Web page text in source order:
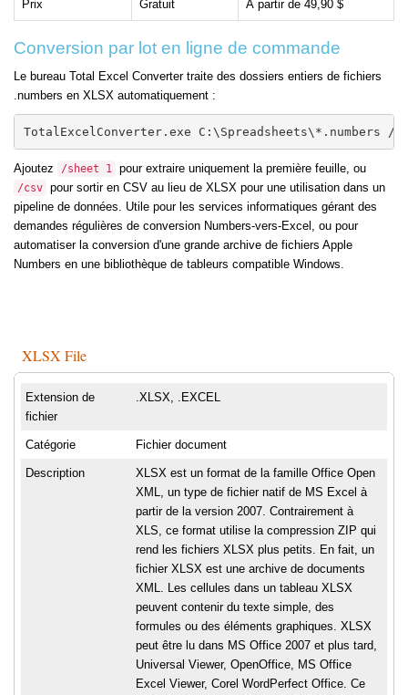
Prix Gratuit À partir de 49,90 $
Conversion par lot en ligne de commande
Le bureau Total Excel Converter traite des dossiers entiers de fichiers
.numbers en XLSX automatiquement :
TotalExcelConverter.exe C:\Spreadsheets\*.numbers
Ajoutez /sheet 1 pour extraire uniquement la première feuille, ou
/csv pour sortir en CSV au lieu de XLSX pour une utilisation dans un
pipeline de données. Utile pour les services informatiques gérant des
demandes régulières de conversion Numbers-vers-Excel, ou pour
automatiser la conversion d'une grande archive de fichiers Apple
Numbers en une bibliothèque de tableurs compatible Windows.
XLSX File
Extension de
fichier
.XLSX, .EXCEL
Catégorie Fichier document
Description
XLSX est un format de la famille Office Open
XML, un type de fichier natif de MS Excel à
partir de la version 2007. Contrairement à
XLS, ce format utilise la compression ZIP qui
rend les fichiers XLSX plus petits. En fait, un
fichier XLSX est une archive de documents
XML. Les cellules dans un tableau XLSX
peuvent contenir du texte simple, des
formules ou des éléments graphiques. XLSX
peut être lu dans MS Office 2007 et plus tard,
Universal Viewer, OpenOffice, MS Office
Excel Viewer, Corel WordPerfect Office. Ce